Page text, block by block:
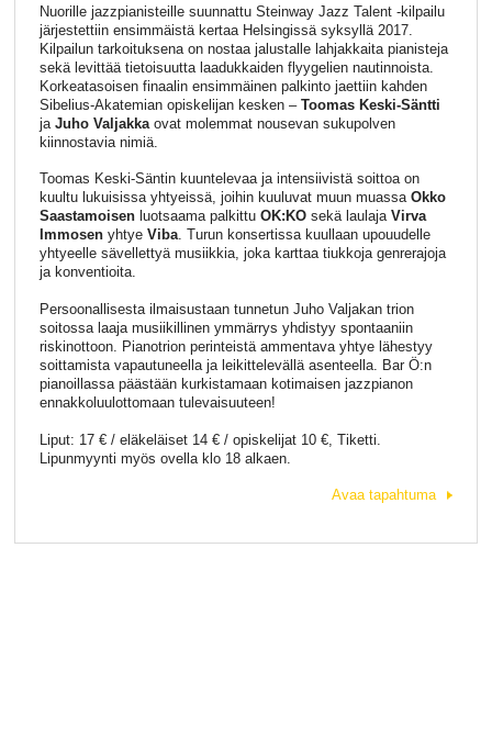
Nuorille jazzpianisteille suunnattu Steinway Jazz Talent -kilpailu
järjestettiin ensimmäistä kertaa Helsingissä syksyllä 2017.
Kilpailun tarkoituksena on nostaa jalustalle lahjakkaita pianisteja
sekä levittää tietoisuutta laadukkaiden flyygelien nautinnoista.
Korkeatasoisen finaalin ensimmäinen palkinto jaettiin kahden
Sibelius-Akatemian opiskelijan kesken –Toomas Keski-Säntti
jaJuho Valjakkaovat molemmat nousevan sukupolven
kiinnostavia nimiä.
Toomas Keski-Säntin kuuntelevaa ja intensiivistä soittoa on
kuultu lukuisissa yhtyeissä, joihin kuuluvat muun muassaOkko
Saastamoisenluotsaama palkittu OK:KOsekä laulaja Virva
Immosenyhtye Viba. Turun konsertissa kuullaan upouudelle
yhtyeelle sävellettyä musiikkia, joka karttaa tiukkoja genrerajoja
ja konventioita.
Persoonallisesta ilmaisustaan tunnetun Juho Valjakan trion
soitossa laaja musiikillinen ymmärrys yhdistyy spontaaniin
riskinottoon. Pianotrion perinteistä ammentava yhtye lähestyy
soittamista vapautuneella ja leikittelevällä asenteella. Bar Ö:n
pianoillassa päästään kurkistamaan kotimaisen jazzpianon
ennakkoluulottomaan tulevaisuuteen!
Liput: 17 € / eläkeläiset 14 € / opiskelijat 10 €, Tiketti.
Lipunmyynti myös ovella klo 18 alkaen.
Avaa tapahtuma